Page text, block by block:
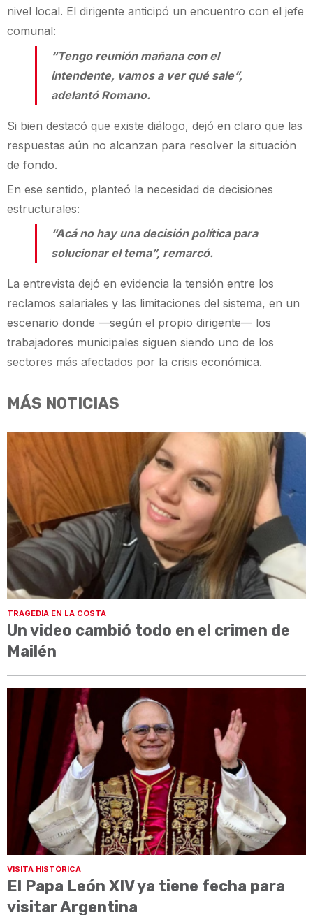
nivel local. El dirigente anticipó un encuentro con el jefe
comunal:
“Tengo reunión mañana con el
intendente, vamos a ver qué sale”,
adelantó Romano.
Si bien destacó que existe diálogo, dejó en claro que las
respuestas aún no alcanzan para resolver la situación
de fondo.
En ese sentido, planteó la necesidad de decisiones
estructurales:
“Acá no hay una decisión política para
solucionar el tema”, remarcó.
La entrevista dejó en evidencia la tensión entre los
reclamos salariales y las limitaciones del sistema, en un
escenario donde —según el propio dirigente— los
trabajadores municipales siguen siendo uno de los
sectores más afectados por la crisis económica.
MÁS NOTICIAS
TRAGEDIA EN LA COSTA
Un video cambió todo en el crimen de
Mailén
VISITA HISTÓRICA
El Papa León XIV ya tiene fecha para
visitar Argentina